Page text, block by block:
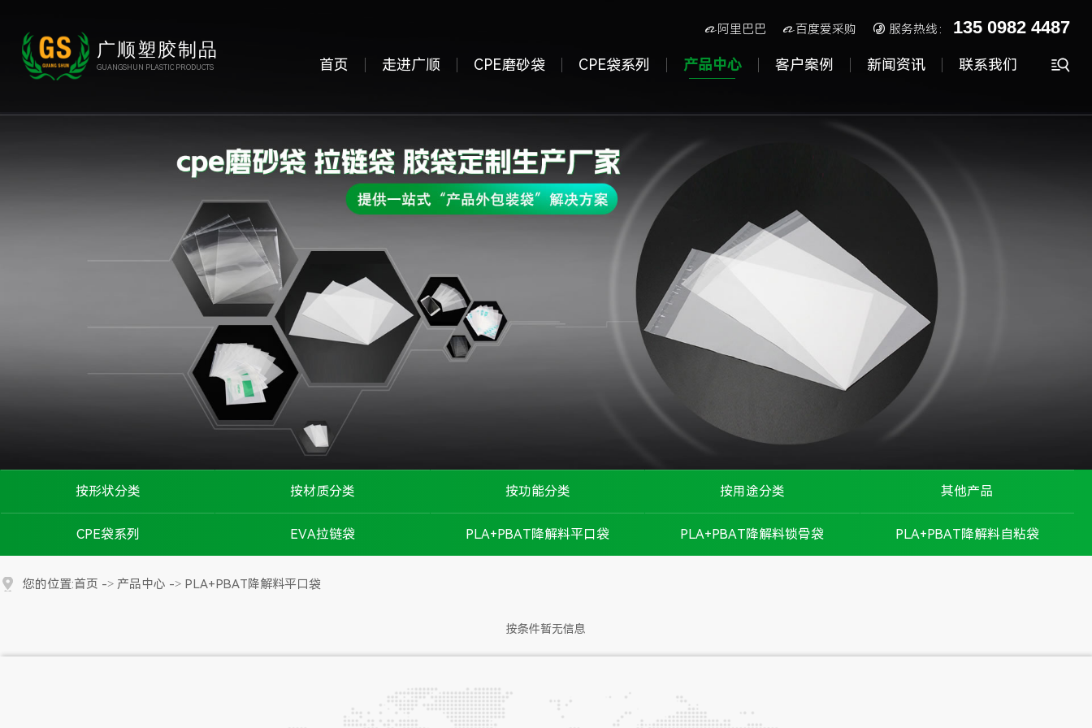
广顺塑胶制品
GUANGSHUN PLASTIC PRODUCTS
阿里巴巴 百度爱采购  服务热线： 135 0982 4487
首页 走进广顺 CPE磨砂袋 CPE袋系列 产品中心 客户案例 新闻资讯 联系我们 
cpe磨砂袋 磨砂拉链袋
降解包装袋 服装包装袋
按形状分类
磨砂拉链袋
锁(贴)骨磨砂袋
平口磨砂袋
按材质分类
CPE磨砂袋
OPP胶袋
POF胶袋
按功能分类
防静电磨砂袋
柔软磨砂袋
私密磨砂袋
按用途分类
珠宝首饰
家电行业
其他产品
硅胶垫
热缩袋
CPE袋系列
CPE拉链袋
CPE贴骨袋
EVA拉链袋 PLA+PBAT降解料平口袋 PLA+PBAT降解料锁骨袋 PLA+PBAT降解料自粘袋
您的位置:首页 -> 产品中心 -> PLA+PBAT降解料平口袋
按条件暂无信息